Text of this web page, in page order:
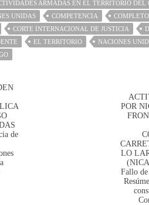
ARMADAS EN EL TERRITORIO DEL
UNIDAS COMPETENCIA COMPLETO
CORTE INTERNACIONAL DE JUSTICIA
EL TERRITORIO
NACIONES
de
POR
LO
Fallo